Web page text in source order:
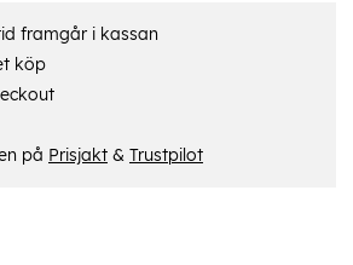
framgår i kassan
köp
på Prisjakt& Trustpilot